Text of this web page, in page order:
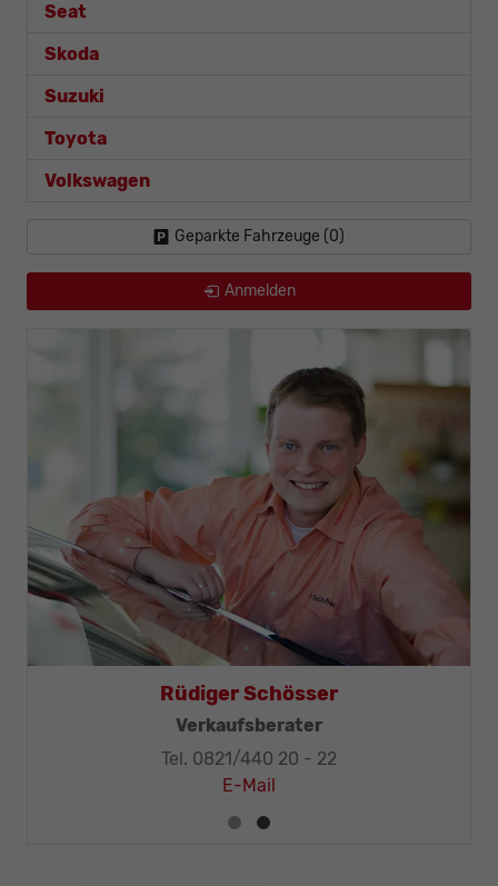
Seat
Skoda
Suzuki
Toyota
Volkswagen
Geparkte Fahrzeuge (0)
Anmelden
Rüdiger Schösser
Verkaufsberater
Tel. 0821/440 20 - 22
E-Mail